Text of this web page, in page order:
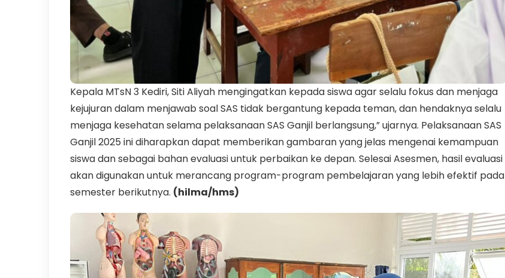
Kepala MTsN 3 Kediri, Siti Aliyah mengingatkan kepada siswa agar selalu fokus dan menjaga
kejujuran dalam menjawab soal SAS tidak bergantung kepada teman, dan hendaknya selalu
menjaga kesehatan selama pelaksanaan SAS Ganjil berlangsung,” ujarnya. Pelaksanaan SAS
Ganjil 2025 ini diharapkan dapat memberikan gambaran yang jelas mengenai kemampuan
siswa dan sebagai bahan evaluasi untuk perbaikan ke depan. Selesai Asesmen, hasil evaluasi
akan digunakan untuk merancang program-program pembelajaran yang lebih efektif pada
semester berikutnya. (hilma/hms)